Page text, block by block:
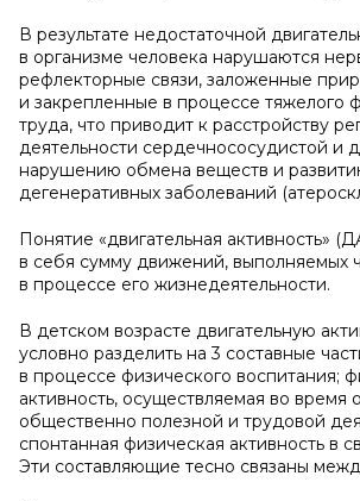
В результате недостаточной
в организме человека нарушаются
рефлекторные связи, заложенные
и закрепленные в процессе тяжелого
труда, что приводит к расстройству
деятельности сердечнососудистой и
нарушению обмена веществ и
дегенеративных заболеваний
Понятие «двигательная активность»
в себя сумму движений, выполняемых
в процессе его жизнедеятельности.
В детском возрасте двигательную
условно разделить на 3 составные
в процессе физического воспитания;
активность, осуществляемая во время
общественно полезной и трудовой
спонтанная физическая активность в
Эти составляющие тесно связаны